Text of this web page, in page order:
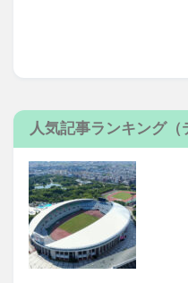
人気記事ランキング（